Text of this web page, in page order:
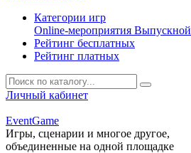
Категории игр
Online-мероприятия Выпускной
Рейтинг бесплатных
Рейтинг платных
Личный кабинет
EventGame
Игры, сценарии и многое другое,
объединенные на одной площадке